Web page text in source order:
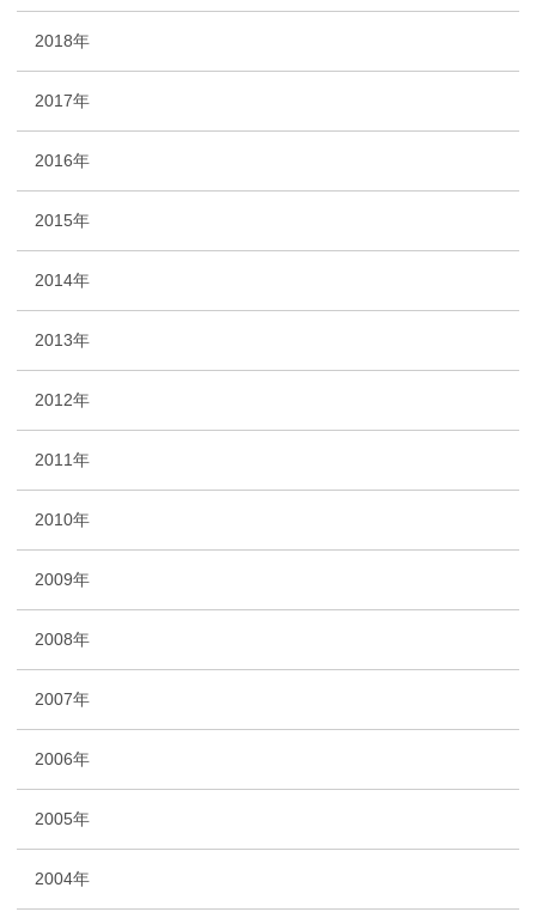
2018年
2017年
2016年
2015年
2014年
2013年
2012年
2011年
2010年
2009年
2008年
2007年
2006年
2005年
2004年